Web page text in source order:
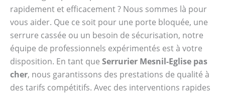
rapidement et efficacement ? Nous sommes là pour
vous aider. Que ce soit pour une porte bloquée, une
serrure cassée ou un besoin de sécurisation, notre
équipe de professionnels expérimentés est à votre
disposition. En tant que Serrurier Mesnil-Eglise pas
cher, nous garantissons des prestations de qualité à
des tarifs compétitifs. Avec des interventions rapides